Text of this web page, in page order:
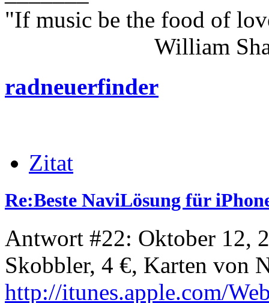
"If music be the food of
William
radneuerfinder
Zitat
Re:Beste NaviLösung für
Antwort #22: Oktober 12,
Skobbler, 4 €, Karten von
http://itunes.apple.com/